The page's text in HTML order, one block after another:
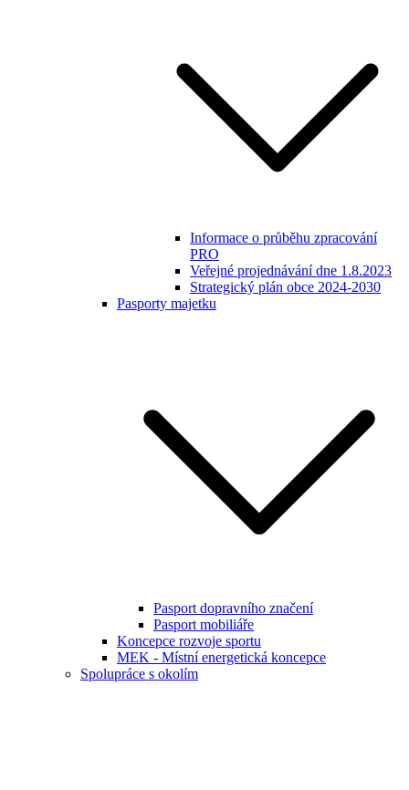
Informace o průběhu zpracování
PRO
Veřejné projednávání dne 1.8.2023
Strategický plán obce 2024-2030
Pasporty majetku
Pasport dopravního značení
Pasport mobiliáře
Koncepce rozvoje sportu
MEK - Místní energetická koncepce
Spolupráce s okolím